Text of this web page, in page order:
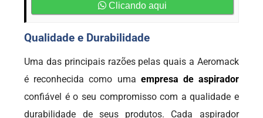
Clicando aqui
Qualidade e Durabilidade
Uma das principais razões pelas quais a Aeromack
é reconhecida como uma empresa de aspirador
confiável é o seu compromisso com a qualidade e
durabilidade de seus produtos. Cada aspirador